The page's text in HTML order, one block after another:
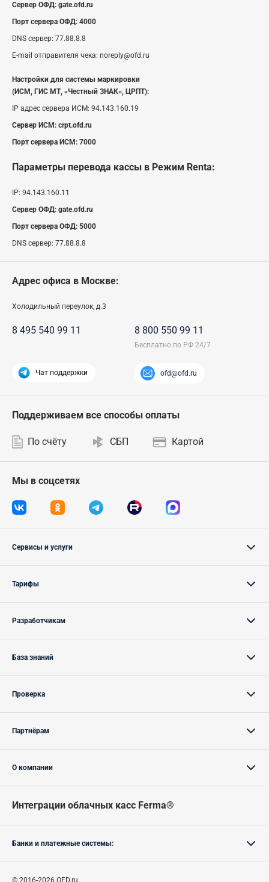
Сервер ОФД: gate.ofd.ru
Порт сервера ОФД: 4000
DNS сервер: 77.88.8.8
E-mail отправителя чека: noreply@ofd.ru
Настройки для системы маркировки
(ИСМ, ГИС МТ, «Честный ЗНАК», ЦРПТ):
IP адрес сервера ИСМ: 94.143.160.19
Сервер ИСМ: crpt.ofd.ru
Порт сервера ИСМ: 7000
Параметры перевода кассы в Режим Renta:
IP: 94.143.160.11
Сервер ОФД: gate.ofd.ru
Порт сервера ОФД: 5000
DNS сервер: 77.88.8.8
Адрес офиса в Москве:
Холодильный переулок, д.3
8 495 540 99 11 8 800 550 99 11
Чат поддержки ofd@ofd.ru
Мы в соцсетях
Поддерживаем все способы оплаты
По счёту СБП Картой
Сервисы и услуги
Тарифы
Разработчикам
База знаний
Проверка
Партнёрам
О компании
Интеграции облачных касс Ferma®
Банки и платежные системы:
© 2016-2026 OFD.ru.